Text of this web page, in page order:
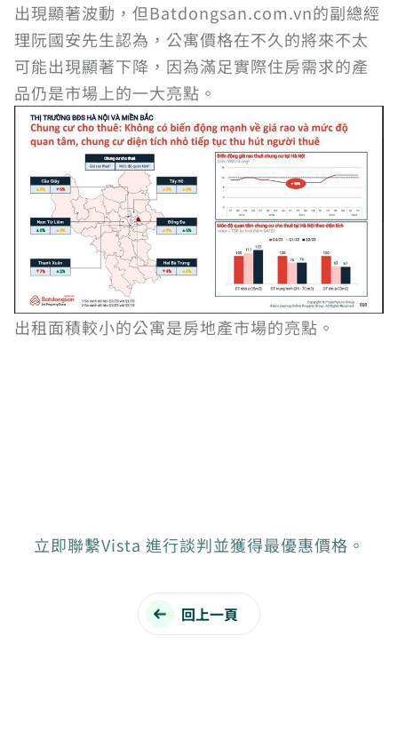
出現顯著波動，但Batdongsan.com.vn的副總經
理阮國安先生認為，公寓價格在不久的將來不太
可能出現顯著下降，因為滿足實際住房需求的產
品仍是市場上的一大亮點。
出租面積較小的公寓是房地產市場的亮點。
立即聯繫Vista 進行談判並獲得最優惠價格。
回上一頁